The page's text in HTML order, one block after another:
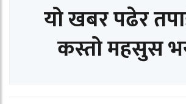
यो खबर पढेर
कस्तो महसुस